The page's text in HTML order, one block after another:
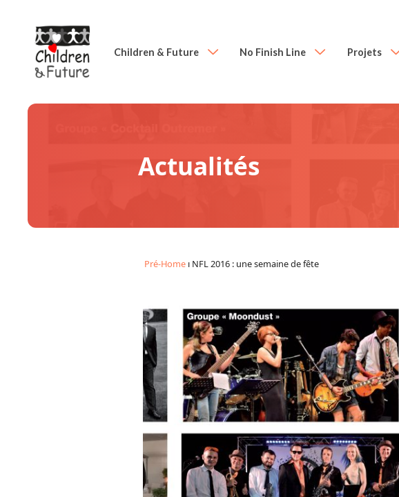
Children & Future No Finish Line Projets
Actualités
Pré-Home ı NFL 2016 : une semaine de fête